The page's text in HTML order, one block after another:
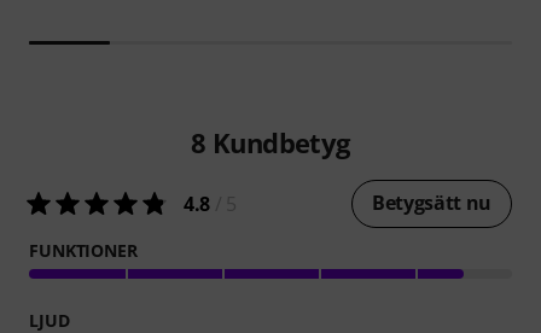
8 Kundbetyg
4.8 Betygsätt nu
FUNKTIONER
LJUD